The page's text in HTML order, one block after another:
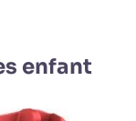
enfant